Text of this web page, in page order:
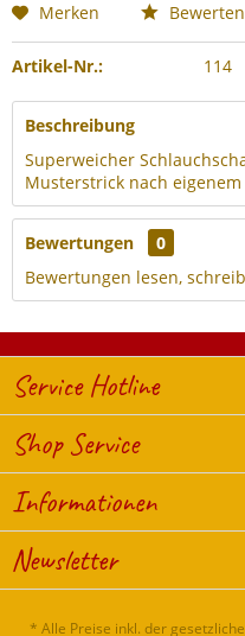
Merken Bewerten
Artikel-Nr.: 114
Beschreibung
Superweicher
Musterstrick nach
Bewertungen
0
Bewertungen lesen,
Service Hotline
Shop Service
Informationen
Newsletter
* Alle Preise inkl. der